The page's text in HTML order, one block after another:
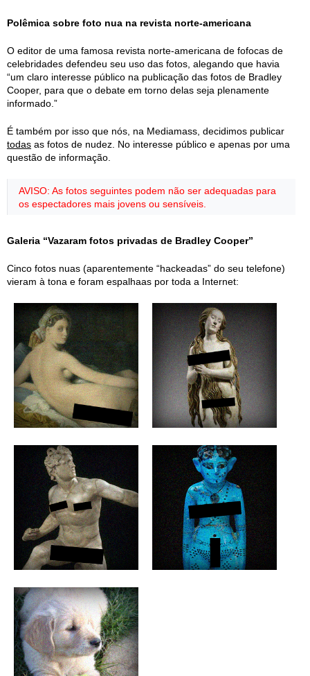
Polêmica sobre foto nua na revista norte-americana
O editor de uma famosa revista norte-americana de fofocas de
celebridades defendeu seu uso das fotos, alegando que havia
“um claro interesse público na publicação das fotos de Bradley
Cooper, para que o debate em torno delas seja plenamente
informado.”
É também por isso que nós, na Mediamass, decidimos publicar
todas as fotos de nudez. No interesse público e apenas por uma
questão de informação.
AVISO: As fotos seguintes podem não ser adequadas para
os espectadores mais jovens ou sensíveis.
Galeria “Vazaram fotos privadas de Bradley Cooper”
Cinco fotos nuas (aparentemente “hackeadas” do seu telefone)
vieram à tona e foram espalhaas por toda a Internet: